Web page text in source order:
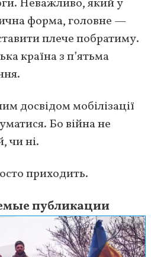
Неважливо, який у
форма, головне —
плече побратиму.
країна з п’ятьма
досвідом мобілізації
Бо війна не
чи ні.
приходить.
публикации